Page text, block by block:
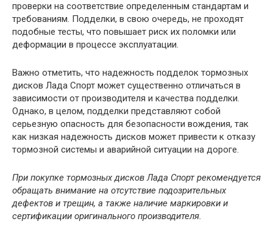
проверки на соответствие определенным стандартам и
требованиям. Подделки, в свою очередь, не проходят
подобные тесты, что повышает риск их поломки или
деформации в процессе эксплуатации.
Важно отметить, что надежность подделок тормозных
дисков Лада Спорт может существенно отличаться в
зависимости от производителя и качества подделки.
Однако, в целом, подделки представляют собой
серьезную опасность для безопасности вождения, так
как низкая надежность дисков может привести к отказу
тормозной системы и аварийной ситуации на дороге.
При покупке тормозных дисков Лада Спорт рекомендуется
обращать внимание на отсутствие подозрительных
дефектов и трещин, а также наличие маркировки и
сертификации оригинального производителя.